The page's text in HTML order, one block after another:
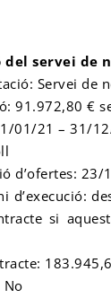
del servei de
Servei de
91.972,80 €
01/21 – 31/
d’ofertes:
d’execució:
si
No